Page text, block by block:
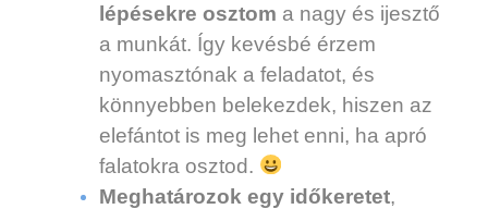
lépésekre osztom a nagy és ijesztő
a munkát. Így kevésbé érzem
nyomasztónak a feladatot, és
könnyebben belekezdek, hiszen az
elefántot is meg lehet enni, ha apró
falatokra osztod.
Meghatározok egy időkeretet,